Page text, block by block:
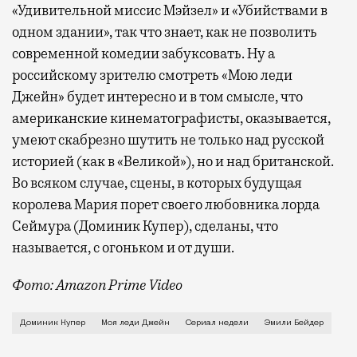
«Удивительной миссис Мэйзел» и «Убийствами в
одном здании», так что знает, как не позволить
современной комедии забуксовать. Ну а
российскому зрителю смотреть «Мою леди
Джейн» будет интересно и в том смысле, что
американские кинематографисты, оказывается,
умеют скабрезно шутить не только над русской
историей (как в «Великой»), но и над британской.
Во всяком случае, сцены, в которых будущая
королева Мария порет своего любовника лорда
Сеймура (Доминик Купер), сделаны, что
называется, с огоньком и от души.
Фото: Amazon Prime Video
Шестнадцатилетняя Джейн Грей была королевой
Доминик Купер Моя леди Джейн Сериал недели Эмили Бейдер